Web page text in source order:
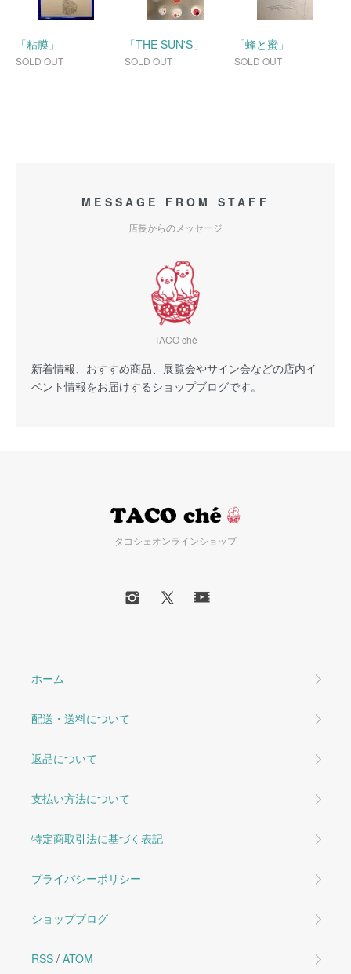
「粘膜」
SOLD OUT
「THE SUN'S」
SOLD OUT
「蜂と蜜」
SOLD OUT
MESSAGE FROM STAFF
店長からのメッセージ
TACO ché
新着情報、おすすめ商品、展覧会やサイン会などの店内イ
ベント情報をお届けするショップブログです。
タコシェオンラインショップ
ホーム
配送・送料について
返品について
支払い方法について
特定商取引法に基づく表記
プライバシーポリシー
ショップブログ
RSS / ATOM